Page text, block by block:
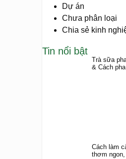
Dự án
Chưa phân loại
Chia sẻ kinh
Tin nổi bật
Trà sữa
& Cách
Cách làm
thơm